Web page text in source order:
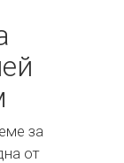
за
от